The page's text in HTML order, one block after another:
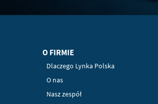
O FIRMIE
Dlaczego Lynka Polska
O nas
Nasz zespół